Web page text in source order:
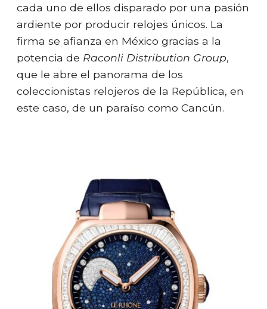
cada uno de ellos disparado por una pasión
ardiente por producir relojes únicos. La
firma se afianza en México gracias a la
potencia de Raconli Distribution Group,
que le abre el panorama de los
coleccionistas relojeros de la República, en
este caso, de un paraíso como Cancún.